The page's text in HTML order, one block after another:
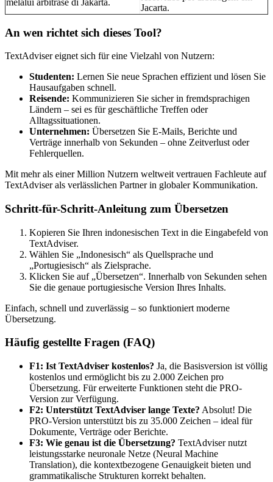
Jacarta.
An wen richtet sich dieses Tool?
TextAdviser eignet sich für eine Vielzahl von Nutzern:
Studenten: Lernen Sie neue Sprachen effizient und lösen Sie
Hausaufgaben schnell.
Reisende: Kommunizieren Sie sicher in fremdsprachigen
Ländern – sei es für geschäftliche Treffen oder
Alltagssituationen.
Unternehmen: Übersetzen Sie E-Mails, Berichte und
Verträge innerhalb von Sekunden – ohne Zeitverlust oder
Fehlerquellen.
Mit mehr als einer Million Nutzern weltweit vertrauen Fachleute auf
TextAdviser als verlässlichen Partner in globaler Kommunikation.
Schritt-für-Schritt-Anleitung zum Übersetzen
Kopieren Sie Ihren indonesischen Text in die Eingabefeld von
TextAdviser.
Wählen Sie „Indonesisch“ als Quellsprache und
„Portugiesisch“ als Zielsprache.
Klicken Sie auf „Übersetzen“. Innerhalb von Sekunden sehen
Sie die genaue portugiesische Version Ihres Inhalts.
Einfach, schnell und zuverlässig – so funktioniert moderne
Übersetzung.
Häufig gestellte Fragen (FAQ)
F1: Ist TextAdviser kostenlos? Ja, die Basisversion ist völlig
kostenlos und ermöglicht bis zu 2.000 Zeichen pro
Übersetzung. Für erweiterte Funktionen steht die PRO-
Version zur Verfügung.
F2: Unterstützt TextAdviser lange Texte? Absolut! Die
PRO-Version unterstützt bis zu 35.000 Zeichen – ideal für
Dokumente, Verträge oder Berichte.
F3: Wie genau ist die Übersetzung? TextAdviser nutzt
leistungsstarke neuronale Netze (Neural Machine
Translation), die kontextbezogene Genauigkeit bieten und
grammatikalische Strukturen korrekt behalten.